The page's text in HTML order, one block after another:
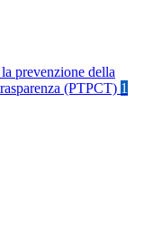
prevenzione della
(PTPCT) 1